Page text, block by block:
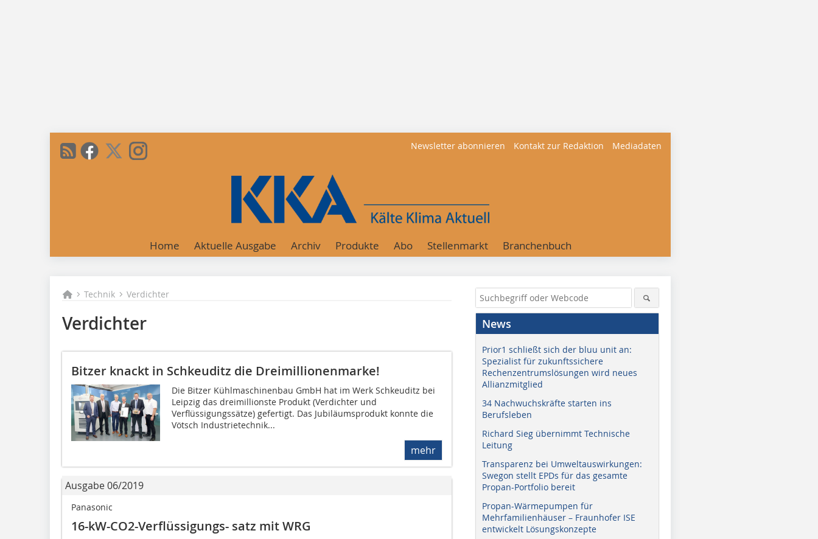
Newsletter abonnieren Kontakt zur Redaktion Mediadaten
Home Aktuelle Ausgabe Archiv Produkte Abo Stellenmarkt Branchenbuch
Technik Verdichter
Verdichter
Bitzer knackt in Schkeuditz die Dreimillionenmarke!
Die Bitzer Kühlmaschinenbau GmbH hat im Werk Schkeuditz bei
Leipzig das dreimillionste Produkt (Verdichter und
Verflüssigungssätze) gefertigt. Das Jubiläumsprodukt konnte die
Vötsch Industrietechnik...
mehr
Ausgabe 06/2019
Panasonic
16-kW-CO2-Verflüssigungs- satz mit WRG
News
Prior1 schließt sich der bluu unit an:
Spezialist für zukunftssichere
Rechenzentrumslösungen wird neues
Allianzmitglied
34 Nachwuchskräfte starten ins
Berufsleben
Richard Sieg übernimmt Technische
Leitung
Transparenz bei Umweltauswirkungen:
Swegon stellt EPDs für das gesamte
Propan-Portfolio bereit
Propan-Wärmepumpen für
Mehrfamilienhäuser – Fraunhofer ISE
entwickelt Lösungskonzepte